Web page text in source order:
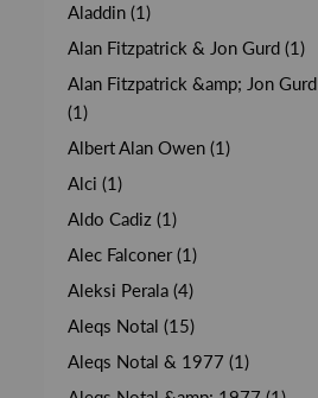
Aladdin (1)
Alan Fitzpatrick & Jon Gurd (1)
Alan Fitzpatrick &amp; Jon Gurd
(1)
Albert Alan Owen (1)
Alci (1)
Aldo Cadiz (1)
Alec Falconer (1)
Aleksi Perala (4)
Aleqs Notal (15)
Aleqs Notal & 1977 (1)